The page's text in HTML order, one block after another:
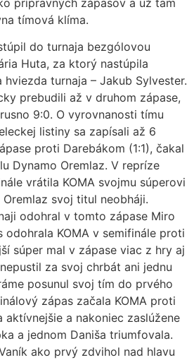
tímová klíma.
do turnaja bezgólovou
Huta, za ktorý nastúpila
hviezda turnaja – Jakub Sylvester.
prebudili až v druhom zápase,
9:0. O vyrovnanosti tímu
listiny sa zapísali až 6
proti Darebákom (1:1), čakal
Dynamo Oremlaz. V repríze
vrátila KOMA svojmu súperovi
svoj titul neobháji.
odohral v tomto zápase Miro
odohrala KOMA v semifinále proti
súper mal v zápase viac z hry aj
za svoj chrbát ani jednu
posunul svoj tím do prvého
zápas začala KOMA proti
aktívnejšie a nakoniec zaslúžene
a jednom Daniša triumfovala.
ako prvý zdvihol nad hlavu